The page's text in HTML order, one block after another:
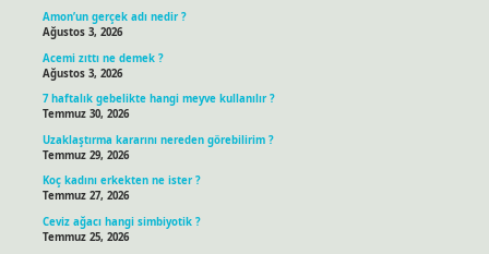
Amon’un gerçek adı nedir ?
Ağustos 3, 2026
Acemi zıttı ne demek ?
Ağustos 3, 2026
7 haftalık gebelikte hangi meyve kullanılır ?
Temmuz 30, 2026
Uzaklaştırma kararını nereden görebilirim ?
Temmuz 29, 2026
Koç kadını erkekten ne ister ?
Temmuz 27, 2026
Ceviz ağacı hangi simbiyotik ?
Temmuz 25, 2026